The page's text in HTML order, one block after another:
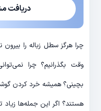
دریافت
چرا هرگز سطل زباله را
وقت بگذرانیم؟ چرا
بچینی؟ همیشه خرد کردن
هستند؟ اگر این جمله‌ها زیاد